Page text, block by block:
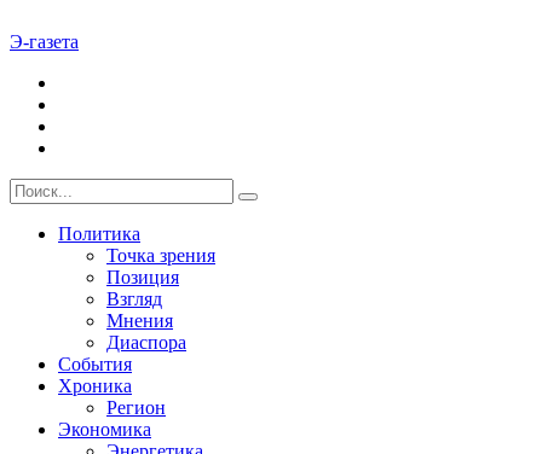
Э-газета
Политика
Точка зрения
Позиция
Взгляд
Мнения
Диаспора
События
Хроника
Регион
Экономика